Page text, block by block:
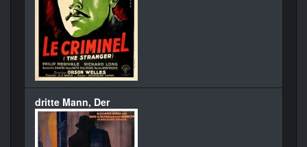
dritte Mann, Der